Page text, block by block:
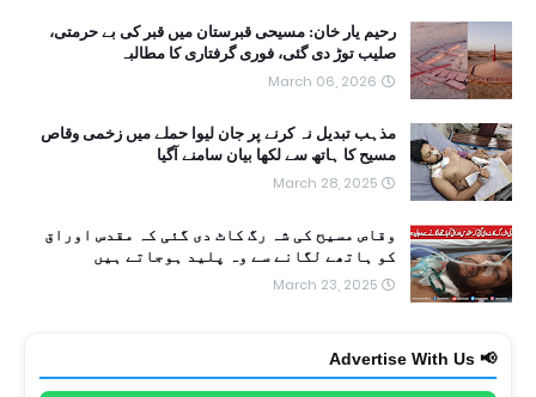
رحیم یار خان: مسیحی قبرستان میں قبر کی بے حرمتی،
صلیب توڑ دی گئی، فوری گرفتاری کا مطالبہ
March 06, 2026
مذہب تبدیل نہ کرنے پر جان لیوا حملے میں زخمی وقاص
مسیح کا ہاتھ سے لکھا بیان سامنے آگیا
March 28, 2025
وقاص مسیح کی شہ رگ کاٹ دی گئی کہ مقدس اوراق
کو ہاتھے لگانے سے وہ پلید ہوجاتے ہیں
March 23, 2025
📢 Advertise With Us